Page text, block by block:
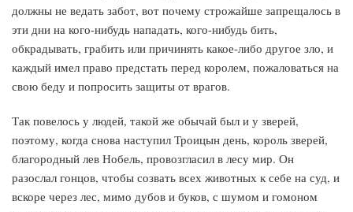
должны не ведать забот, вот почему строжайше запрещалось в
эти дни на кого-нибудь нападать, кого-нибудь бить,
обкрадывать, грабить или причинять какое-либо другое зло, и
каждый имел право предстать перед королем, пожаловаться на
свою беду и попросить защиты от врагов.
Так повелось у людей, такой же обычай был и у зверей,
поэтому, когда снова наступил Троицын день, король зверей,
благородный лев Нобель, провозгласил в лесу мир. Он
разослал гонцов, чтобы созвать всех животных к себе на суд, и
вскоре через лес, мимо дубов и буков, с шумом и гомоном